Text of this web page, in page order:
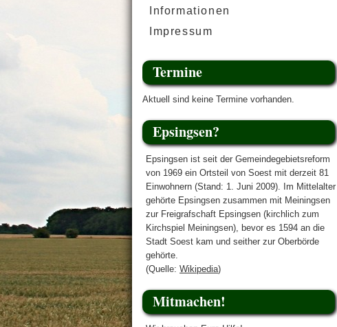
Informationen
Impressum
Termine
Aktuell sind keine Termine vorhanden.
Epsingsen?
Epsingsen ist seit der Gemeindegebietsreform
von 1969 ein Ortsteil von Soest mit derzeit 81
Einwohnern (Stand: 1. Juni 2009). Im Mittelalter
gehörte Epsingsen zusammen mit Meiningsen
zur Freigrafschaft Epsingsen (kirchlich zum
Kirchspiel Meiningsen), bevor es 1594 an die
Stadt Soest kam und seither zur Oberbörde
gehörte.
(Quelle: Wikipedia)
Mitmachen!